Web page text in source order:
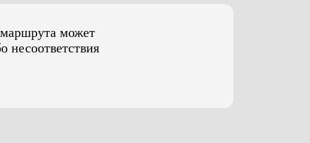
может
несоответствия